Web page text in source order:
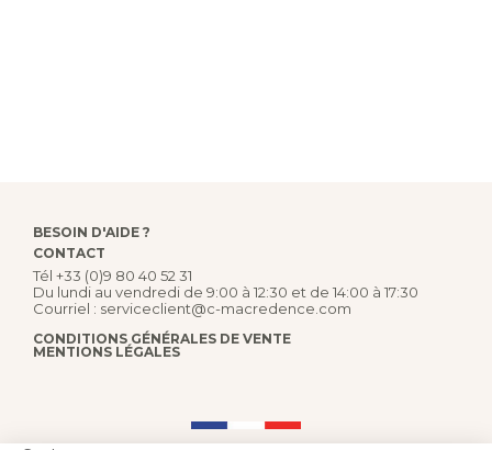
BESOIN D'AIDE ?
CONTACT
Tél +33 (0)9 80 40 52 31
Du lundi au vendredi de 9:00 à 12:30 et de 14:00 à 17:30
Courriel : serviceclient@c-macredence.com
CONDITIONS GÉNÉRALES DE VENTE
MENTIONS LÉGALES